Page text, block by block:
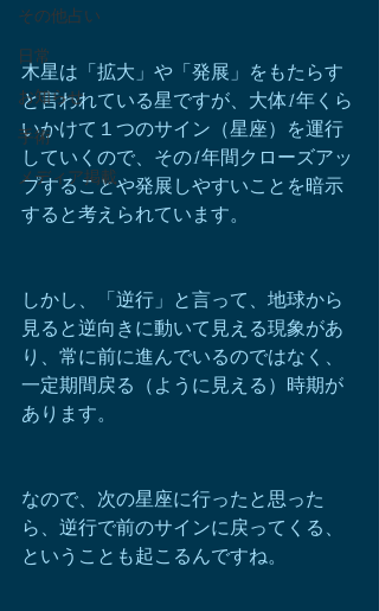
その他占い
日常
お知らせ
手術
メディア掲載
木星は「拡大」や「発展」をもたらす
と言われている星ですが、大体1年くら
いかけて１つのサイン（星座）を運行
していくので、その1年間クローズアッ
プすることや発展しやすいことを暗示
すると考えられています。
しかし、「逆行」と言って、地球から
見ると逆向きに動いて見える現象があ
り、常に前に進んでいるのではなく、
一定期間戻る（ように見える）時期が
あります。
なので、次の星座に行ったと思った
ら、逆行で前のサインに戻ってくる、
ということも起こるんですね。